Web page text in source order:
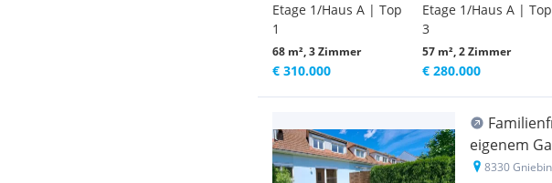
Etage 1/Haus A | Top
1
68 m², 3 Zimmer
€ 310.000
Etage 1/Haus A | Top
3
57 m², 2 Zimmer
€ 280.000
eigenem
8330